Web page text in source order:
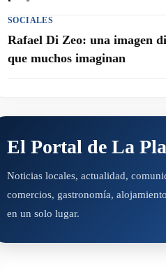
SOCIALES
Rafael Di Zeo: una imagen
que muchos imaginan
El Portal de La
Noticias locales, actualidad,
comercios, gastronomía,
en un solo lugar.